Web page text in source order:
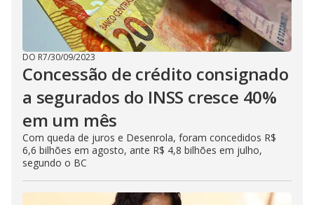
DO R7/30/09/2023
Concessão de crédito consignado
a segurados do INSS cresce 40%
em um mês
Com queda de juros e Desenrola, foram concedidos R$
6,6 bilhões em agosto, ante R$ 4,8 bilhões em julho,
segundo o BC